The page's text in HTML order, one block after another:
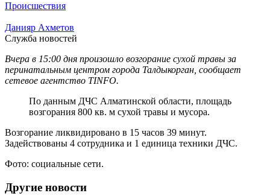
Происшествия
Данияр Ахметов
Служба новостей
Вчера в 15:00 дня произошло возгорание сухой травы за
перинатальным центром города Талдыкорган, сообщает
сетевое агентство TINFO.
По данным ДЧС Алматинской области, площадь
возгорания 800 кв. м сухой травы и мусора.
Возгорание ликвидировано в 15 часов 39 минут.
Задействованы 4 сотрудника и 1 единица техники ДЧС.
Фото: социальные сети.
Другие новости